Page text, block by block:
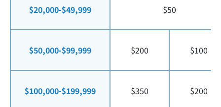
$20,000-$49,999 $50
$50,000-$99,999 $200 $100
$100,000-$199,999 $350 $200